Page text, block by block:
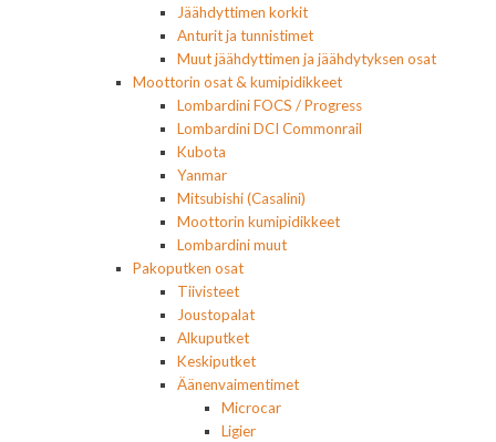
Jäähdyttimen korkit
Anturit ja tunnistimet
Muut jäähdyttimen ja jäähdytyksen osat
Moottorin osat & kumipidikkeet
Lombardini FOCS / Progress
Lombardini DCI Commonrail
Kubota
Yanmar
Mitsubishi (Casalini)
Moottorin kumipidikkeet
Lombardini muut
Pakoputken osat
Tiivisteet
Joustopalat
Alkuputket
Keskiputket
Äänenvaimentimet
Microcar
Ligier